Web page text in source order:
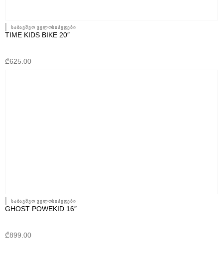
საბავშვო ველოსიპედები
TIME KIDS BIKE 20″
₾625.00
საბავშვო ველოსიპედები
GHOST POWEKID 16″
₾899.00